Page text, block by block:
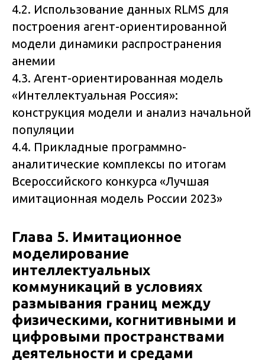
4.2. Использование данных RLMS для
построения агент-ориентированной
модели динамики распространения
анемии
4.3. Агент-ориентированная модель
«Интеллектуальная Россия»:
конструкция модели и анализ начальной
популяции
4.4. Прикладные программно-
аналитические комплексы по итогам
Всероссийского конкурса «Лучшая
имитационная модель России 2023»
Глава 5. Имитационное
моделирование
интеллектуальных
коммуникаций в условиях
размывания границ между
физическими, когнитивными и
цифровыми пространствами
деятельности и средами